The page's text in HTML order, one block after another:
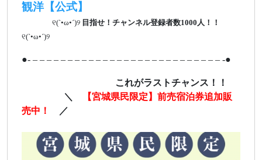
観洋【公式】
୧(`•ω•´)୨ 目指せ！チャンネル登録者数1000人！！
୧(`•ω•´)୨
●- – – – – – – – – – – – – – – – – – – – – – – – – – – – -●
これがラストチャンス！！
＼
【宮城県民限定】前売宿泊券追加販
売中！
／